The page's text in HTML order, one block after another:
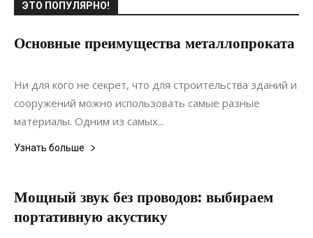
ЭТО ПОПУЛЯРНО!
Основные преимущества металлопроката
19.03.2022 0
Ни для кого не секрет, что для строительства зданий и
сооружений можно использовать самые разные
материалы. Одним из самых...
Узнать больше
Мощный звук без проводов: выбираем
портативную акустику
26.02.2020